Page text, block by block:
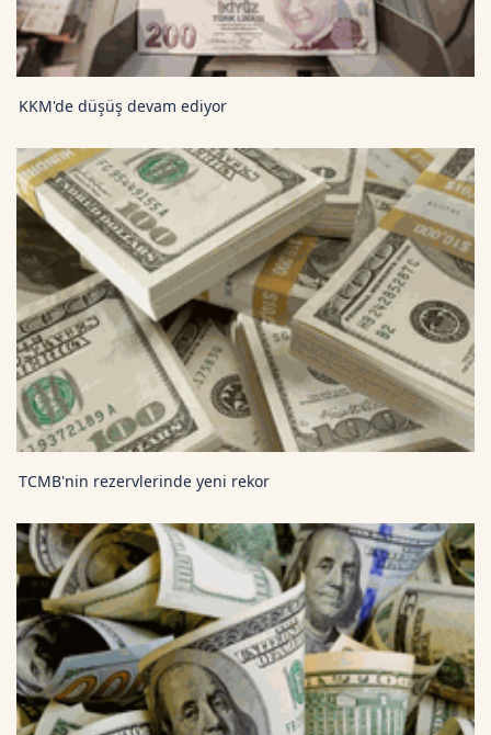
KKM'de düşüş devam ediyor
TCMB'nin rezervlerinde yeni rekor